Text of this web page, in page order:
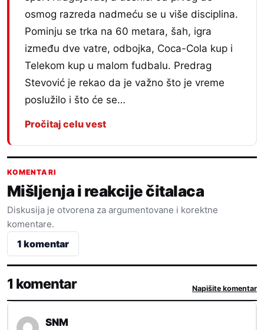
osmog razreda nadmeću se u više disciplina.
Pominju se trka na 60 metara, šah, igra
između dve vatre, odbojka, Coca-Cola kup i
Telekom kup u malom fudbalu. Predrag
Stevović je rekao da je važno što je vreme
poslužilo i što će se…
Pročitaj celu vest
KOMENTARI
Mišljenja i reakcije čitalaca
Diskusija je otvorena za argumentovane i korektne
komentare.
1 komentar
1 komentar Napišite komentar
SNM